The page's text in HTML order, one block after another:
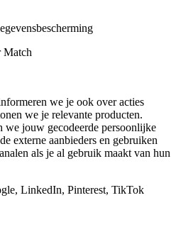
Match
we je ook over acties
we je relevante producten.
we jouw gecodeerde persoonlijke
externe aanbieders en gebruiken
als je al gebruik maakt van hun
LinkedIn, Pinterest, TikTok